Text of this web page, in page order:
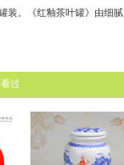
装。《红釉茶叶罐》由细
过